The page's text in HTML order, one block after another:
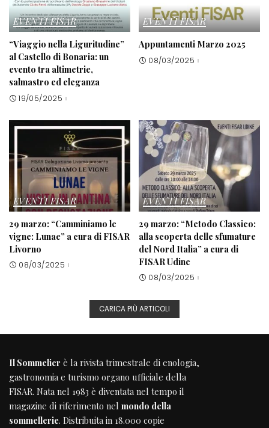
EVENTI FISAR
“Viaggio nella Liguritudine”
al Castello di Bonaria: un
evento tra altimetrie,
salmastro ed eleganza
19/05/2025
EVENTI FISAR
Appuntamenti Marzo 2025
08/03/2025
EVENTI FISAR
29 marzo: “Camminiamo le
vigne: Lunae” a cura di FISAR
Livorno
08/03/2025
EVENTI FISAR
29 marzo: “Metodo Classico:
alla scoperta delle sfumature
del Nord Italia” a cura di
FISAR Udine
08/03/2025
CARICA PIÙ ARTICOLI
Il Sommelier è la rivista trimestrale di enologia,
gastronomia e turismo organo ufficiale della
FISAR. Nata nel 1983 è diventata nel tempo il
magazine di riferimento nel mondo della
sommellerie. Distribuita in 18.000 copie